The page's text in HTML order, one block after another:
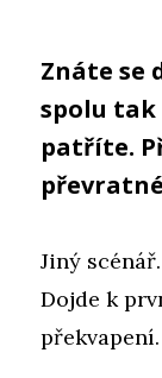
Znáte se
spolu tak
patříte.
Jiný
Dojde k
překvapení.